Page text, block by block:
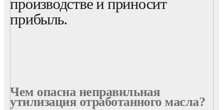
производстве и приносит
прибыль.
Чем опасна неправильная
утилизация отработанного масла?